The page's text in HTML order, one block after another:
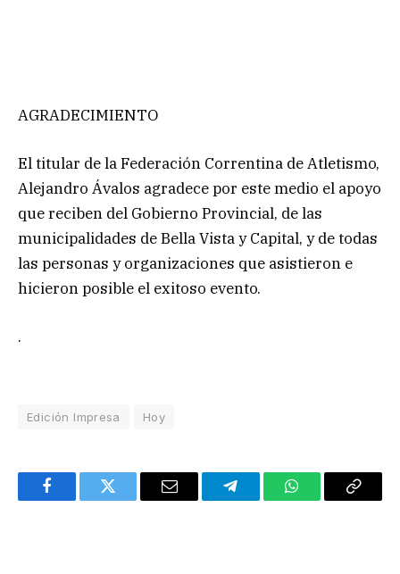
AGRADECIMIENTO
El titular de la Federación Correntina de Atletismo,
Alejandro Ávalos agradece por este medio el apoyo
que reciben del Gobierno Provincial, de las
municipalidades de Bella Vista y Capital, y de todas
las personas y organizaciones que asistieron e
hicieron posible el exitoso evento.
.
Edición Impresa Hoy
FacebookTwitter Email TelegramWhatsAppCopy